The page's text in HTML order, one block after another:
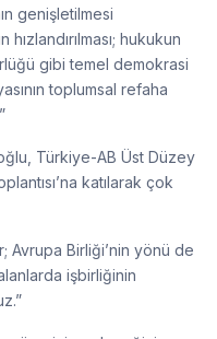
genişletilmesi
hızlandırılması; hukukun
gibi temel demokrasi
toplumsal refaha
Türkiye-AB Üst Düzey
katılarak çok
Avrupa Birliği’nin yönü de
işbirliğinin